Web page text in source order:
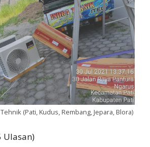
(Pati, Kudus, Rembang, Jepara, Blora)
Ulasan)